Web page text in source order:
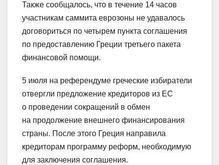
Также сообщалось, что в течение 14 часов
участникам саммита еврозоны не удавалось
договориться по четырем пункта соглашения
по предоставлению Греции третьего пакета
финансовой помощи.
5 июля на референдуме греческие избиратели
отвергли предложение кредиторов из ЕС
о проведении сокращений в обмен
на продолжение внешнего финансирования
страны. После этого Греция направила
кредиторам программу реформ, необходимую
для заключения соглашения.